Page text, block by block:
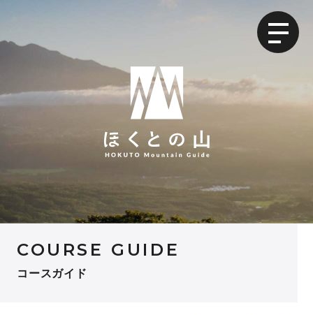
COURSE GUIDE
コースガイド